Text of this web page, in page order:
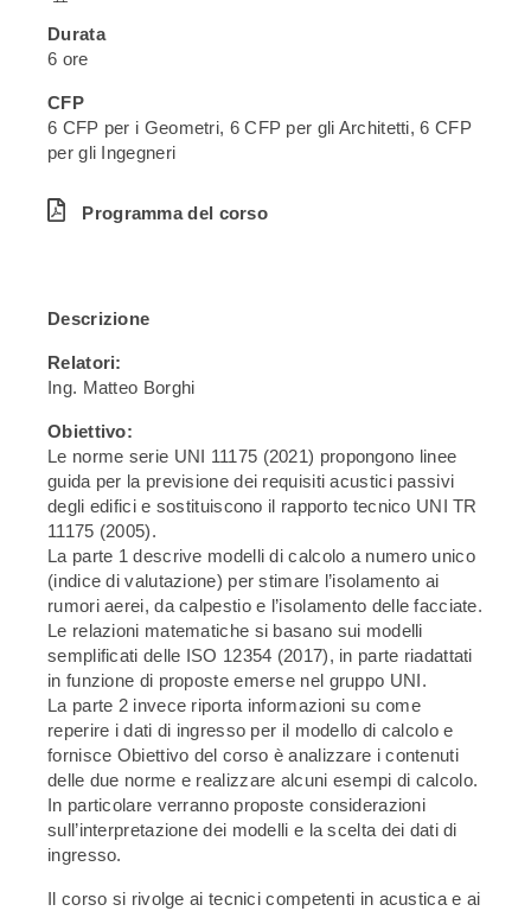
Durata
6 ore
CFP
6 CFP per i Geometri, 6 CFP per gli Architetti, 6 CFP
per gli Ingegneri
Programma del corso
Descrizione
Relatori:
Ing. Matteo Borghi
Obiettivo:
Le norme serie UNI 11175 (2021) propongono linee
guida per la previsione dei requisiti acustici passivi
degli edifici e sostituiscono il rapporto tecnico UNI TR
11175 (2005).
La parte 1 descrive modelli di calcolo a numero unico
(indice di valutazione) per stimare l’isolamento ai
rumori aerei, da calpestio e l’isolamento delle facciate.
Le relazioni matematiche si basano sui modelli
semplificati delle ISO 12354 (2017), in parte riadattati
in funzione di proposte emerse nel gruppo UNI.
La parte 2 invece riporta informazioni su come
reperire i dati di ingresso per il modello di calcolo e
fornisce Obiettivo del corso è analizzare i contenuti
delle due norme e realizzare alcuni esempi di calcolo.
In particolare verranno proposte considerazioni
sull’interpretazione dei modelli e la scelta dei dati di
ingresso.
Il corso si rivolge ai tecnici competenti in acustica e ai